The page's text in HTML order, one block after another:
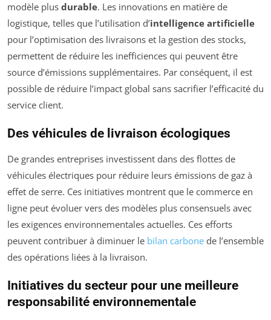
modèle plus durable. Les innovations en matière de
logistique, telles que l’utilisation d’intelligence artificielle
pour l’optimisation des livraisons et la gestion des stocks,
permettent de réduire les inefficiences qui peuvent être
source d’émissions supplémentaires. Par conséquent, il est
possible de réduire l’impact global sans sacrifier l’efficacité du
service client.
Des véhicules de livraison écologiques
De grandes entreprises investissent dans des flottes de
véhicules électriques pour réduire leurs émissions de gaz à
effet de serre. Ces initiatives montrent que le commerce en
ligne peut évoluer vers des modèles plus consensuels avec
les exigences environnementales actuelles. Ces efforts
peuvent contribuer à diminuer le bilan carbone de l’ensemble
des opérations liées à la livraison.
Initiatives du secteur pour une meilleure
responsabilité environnementale